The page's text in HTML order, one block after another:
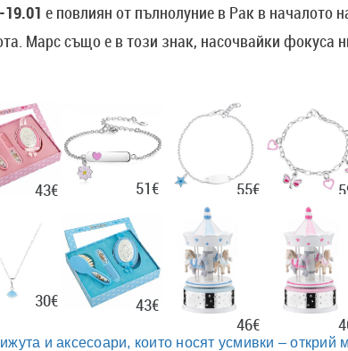
е повлиян от пълнолуние в Рак в началото
Марс също е в този знак, насочвайки фокуса
43€ 51€ 55€
30€
43€
46€
и аксесоари, които носят усмивки – открий